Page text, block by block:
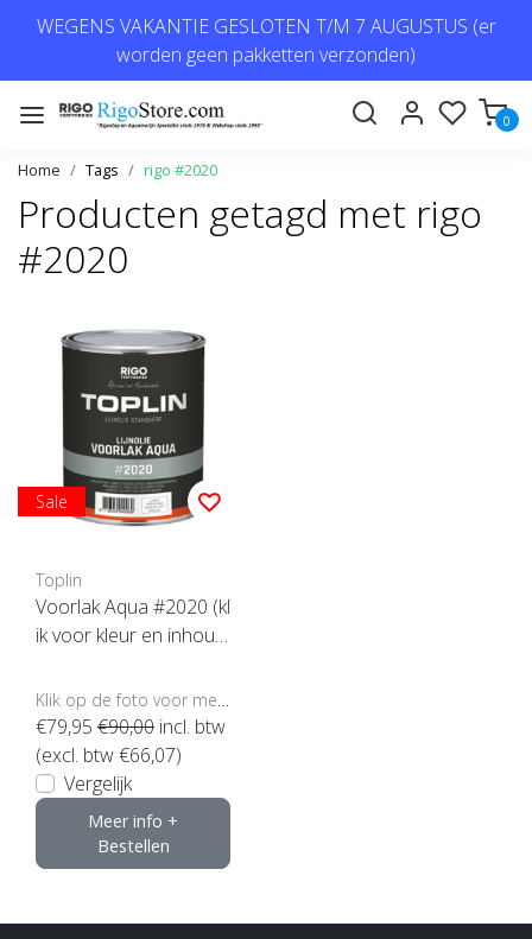
WEGENS VAKANTIE GESLOTEN T/M 7 AUGUSTUS (er
worden geen pakketten verzonden)
0
Home Tags rigo #2020
Producten getagd met rigo
#2020
Sale
Toplin
Voorlak Aqua #2020 (kl
ik voor kleur en inhou
€79,95 €90,00 incl. btw
(excl. btw €66,07)
Vergelijk
Meer info +
Bestellen